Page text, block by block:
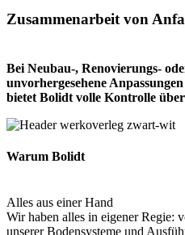
Zusammenarbeit von
Bei Neubau-, Renovierungs-
unvorhergesehene
bietet Bolidt volle Kontrolle über
Warum Bolidt
Alles aus einer Hand
Wir haben alles in eigener Regie:
unserer Bodensysteme und